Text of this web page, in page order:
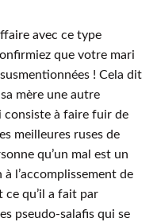
avec ce type
que votre mari
! Cela dit
mère une autre
consiste à faire fuir de
meilleures ruses de
qu’un mal est un
l’accomplissement de
ce qu’il a fait par
pseudo-salafis qui se